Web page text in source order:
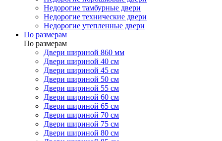
Недорогие тамбурные двери
Недорогие технические двери
Недорогие утепленные двери
По размерам
По размерам
Двери шириной 860 мм
Двери шириной 40 см
Двери шириной 45 см
Двери шириной 50 см
Двери шириной 55 см
Двери шириной 60 см
Двери шириной 65 см
Двери шириной 70 см
Двери шириной 75 см
Двери шириной 80 см